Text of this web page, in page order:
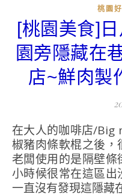
桃園
[桃園美食]
園旁隱藏在
店~鮮肉製
在大人的咖啡店/Big man’s cafe享用了墨西哥辣
椒豬肉條軟棍之後，
老闆使用的是隔壁條
小時候很常在這區出
一直沒有發現這隱藏